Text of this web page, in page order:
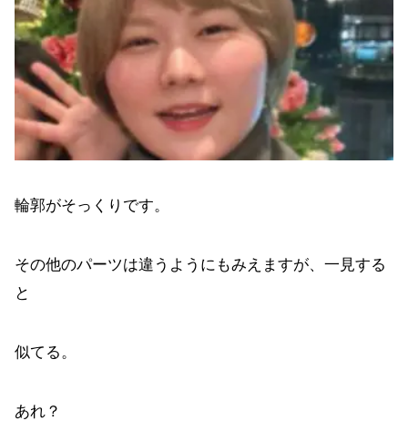
輪郭がそっくりです。
その他のパーツは違うようにもみえますが、一見する
と
似てる。
あれ？